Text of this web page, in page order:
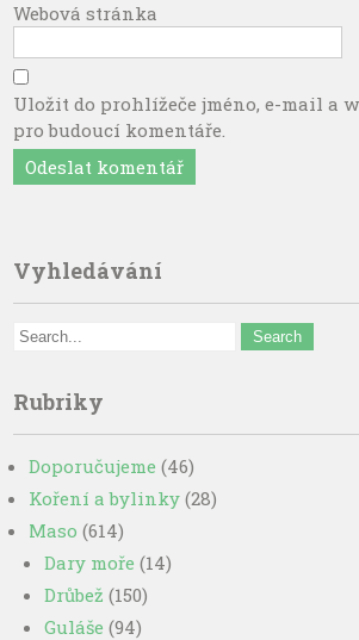
Webová stránka
Uložit do prohlížeče jméno, e-mail a
pro budoucí komentáře.
Vyhledávání
Rubriky
Doporučujeme (46)
Koření a bylinky (28)
Maso (614)
Dary moře (14)
Drůbež (150)
Guláše (94)